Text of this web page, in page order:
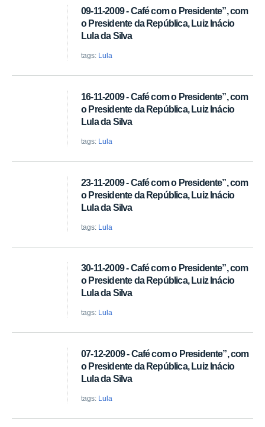
09-11-2009 - Café com o Presidente”, com
o Presidente da República, Luiz Inácio
Lula da Silva
tags: Lula
16-11-2009 - Café com o Presidente”, com
o Presidente da República, Luiz Inácio
Lula da Silva
tags: Lula
23-11-2009 - Café com o Presidente”, com
o Presidente da República, Luiz Inácio
Lula da Silva
tags: Lula
30-11-2009 - Café com o Presidente”, com
o Presidente da República, Luiz Inácio
Lula da Silva
tags: Lula
07-12-2009 - Café com o Presidente”, com
o Presidente da República, Luiz Inácio
Lula da Silva
tags: Lula